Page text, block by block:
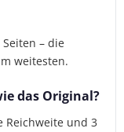
– die
weitesten.
das Original?
Reichweite und 3